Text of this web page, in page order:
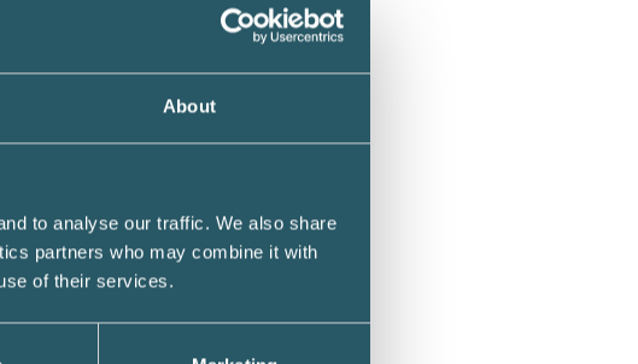
About
to analyse our traffic. We also share
partners who may combine it with
of their services.